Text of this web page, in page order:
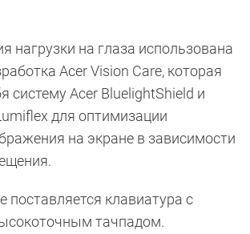
нагрузки на глаза использована
Acer Vision Care, которая
систему Acer BluelightShield и
для оптимизации
на экране в зависимости
поставляется клавиатура с
тачпадом.